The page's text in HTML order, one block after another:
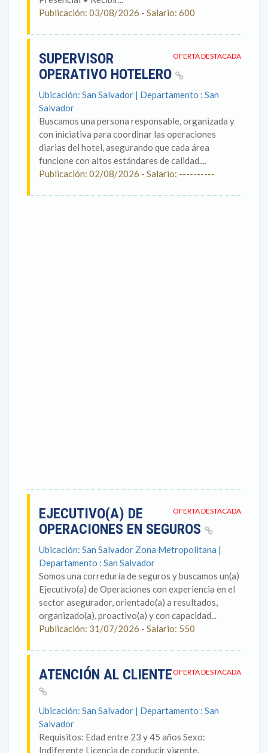
Publicación: 03/08/2026 - Salario: 600
OFERTA DESTACADA
SUPERVISOR
OPERATIVO HOTELERO
Ubicación: San Salvador | Departamento : San
Salvador
Buscamos una persona responsable, organizada y
con iniciativa para coordinar las operaciones
diarias del hotel, asegurando que cada área
funcione con altos estándares de calidad....
Publicación: 02/08/2026 - Salario: ----------
OFERTA DESTACADA
EJECUTIVO(A) DE
OPERACIONES EN SEGUROS
Ubicación: San Salvador Zona Metropolitana |
Departamento : San Salvador
Somos una correduría de seguros y buscamos un(a)
Ejecutivo(a) de Operaciones con experiencia en el
sector asegurador, orientado(a) a resultados,
organizado(a), proactivo(a) y con capacidad...
Publicación: 31/07/2026 - Salario: 550
OFERTA DESTACADA
ATENCIÓN AL CLIENTE
Ubicación: San Salvador | Departamento : San
Salvador
Requisitos: Edad entre 23 y 45 años Sexo:
Indiferente Licencia de conducir vigente.